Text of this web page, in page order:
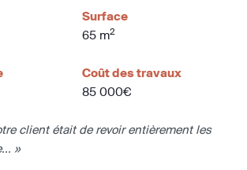
Surface
65 m2
Coût des travaux
85 000€
client était de revoir entièrement les
»